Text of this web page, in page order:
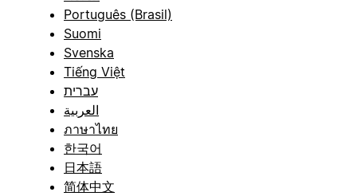
Português (Brasil)
Suomi
Svenska
Tiếng Việt
עברית
العربية
ภาษาไทย
한국어
日本語
简体中文